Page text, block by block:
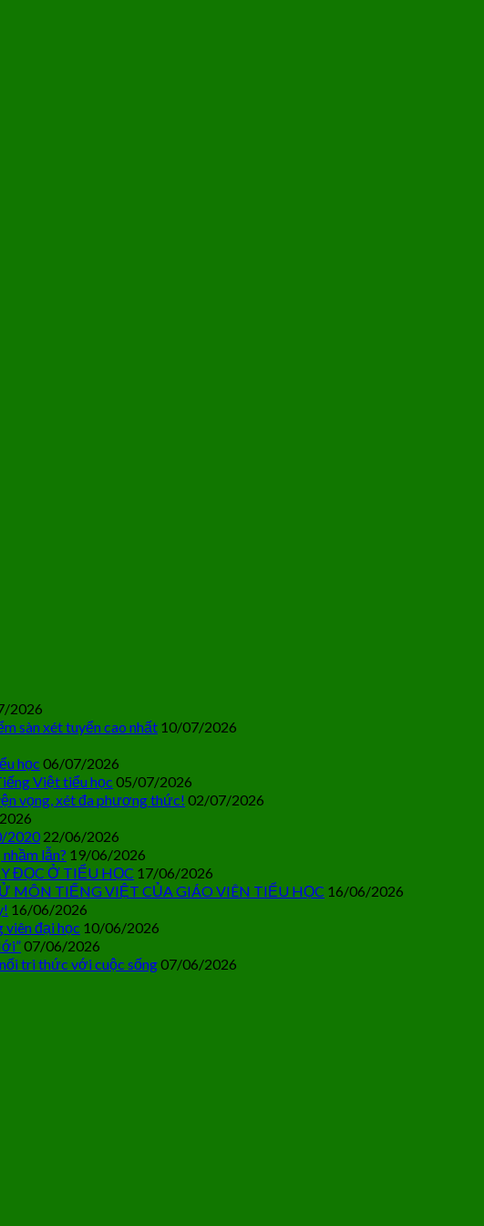
2026
sàn xét tuyển cao nhất 10/07/2026
học 06/07/2026
Việt tiểu học 05/07/2026
vọng, xét đa phương thức! 02/07/2026
2020 22/06/2026
lẫn? 19/06/2026
ĐỌC Ở TIỂU HỌC 17/06/2026
MÔN TIẾNG VIỆT CỦA GIÁO VIÊN TIỂU HỌC 16/06/2026
16/06/2026
viên đại học 10/06/2026
07/06/2026
tri thức với cuộc sống07/06/2026